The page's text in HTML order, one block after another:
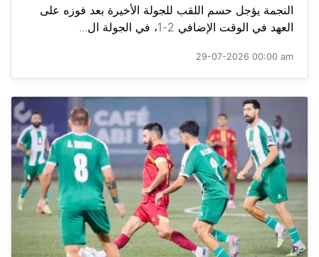
النجمة يؤجل حسم اللقب للجولة الأخيرة بعد فوزه على
العهد في الوقت الإضافي 2-1، في الجولة ال...
29-07-2026 00:00 am